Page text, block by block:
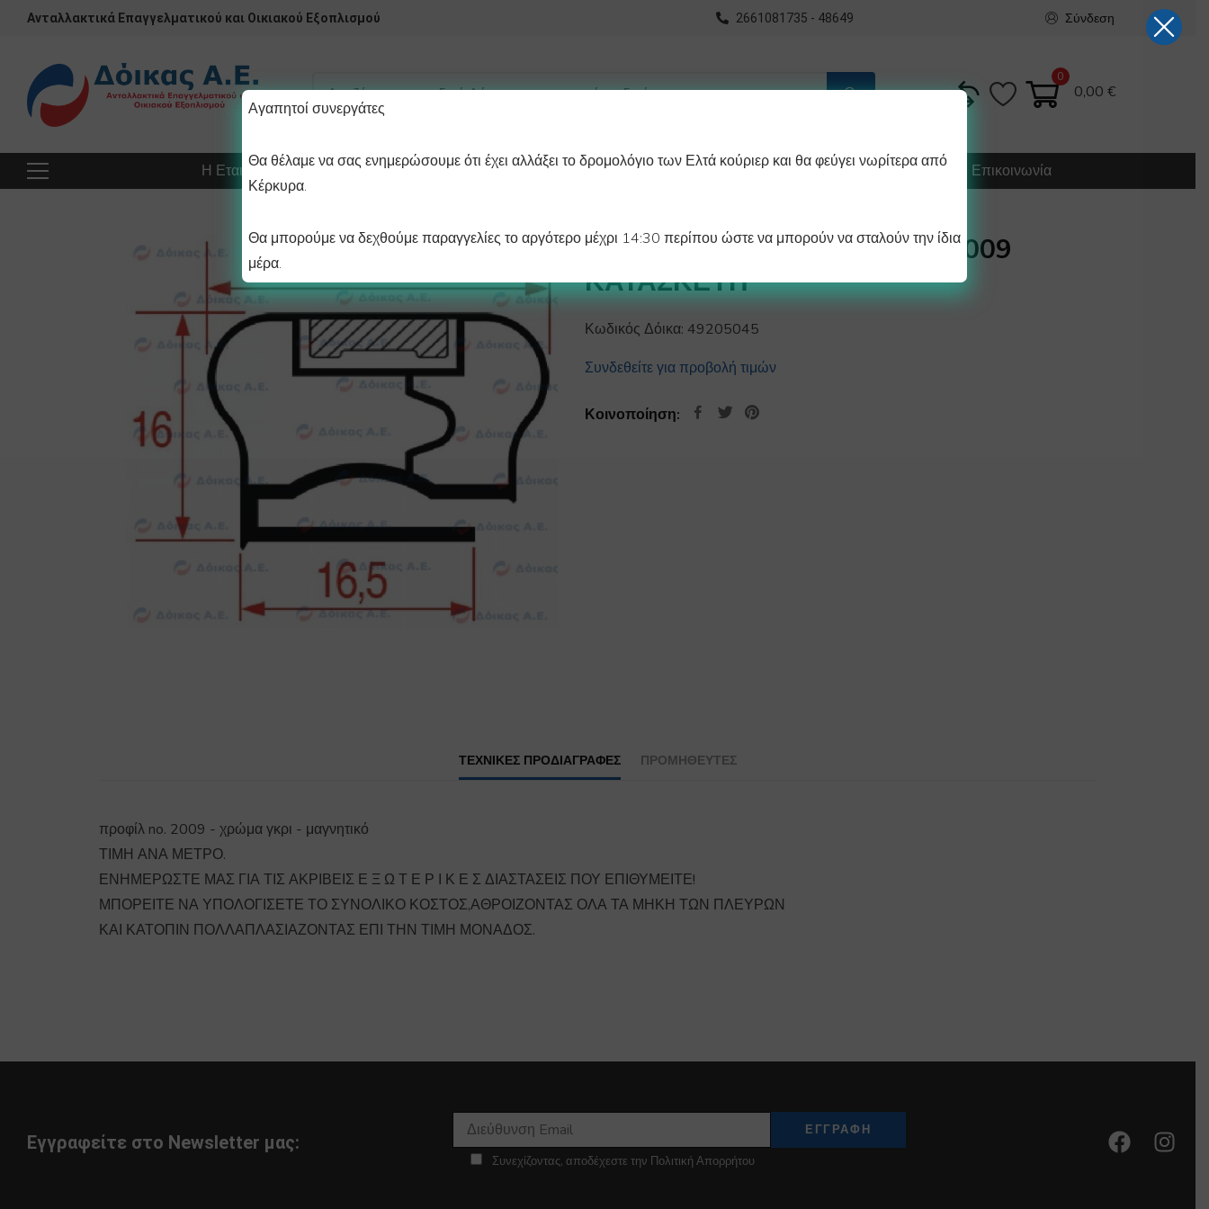
Ανταλλακτικά Επαγγελματικού και Οικιακού Εξοπλισμού 2661081735 - 48649 Σύνδεση
0
0,00€
Η Εταιρεία Προϊόντα Προχωρημένη Αναζήτηση Διαγράμματα Λάστιχα Ψυγείου Κατασκευή Οδηγίες Επικοινωνία
ΛΑΣΤΙΧΟ ΨΥΓΕΙΟΥ ΠΡΟΦΙΛ 2009
ΚΑΤΑΣΚΕΥΗ
Κωδικός Δόικα: 49205045
Συνδεθείτε για προβολή τιμών
Κοινοποίηση:
ΤΕΧΝΙΚΕΣ ΠΡΟΔΙΑΓΡΑΦΕΣ ΠΡΟΜΗΘΕΥΤΕΣ
προφίλ no. 2009 - χρώμα γκρι - μαγνητικό
ΤΙΜΗ ΑΝΑ ΜΕΤΡΟ.
ΕΝΗΜΕΡΩΣΤΕ ΜΑΣ ΓΙΑ ΤΙΣ ΑΚΡΙΒΕΙΣ Ε Ξ Ω Τ Ε Ρ Ι Κ Ε Σ ΔΙΑΣΤΑΣΕΙΣ ΠΟΥ ΕΠΙΘΥΜΕΙΤΕ!
ΜΠΟΡΕΙΤΕ ΝΑ ΥΠΟΛΟΓΙΣΕΤΕ ΤΟ ΣΥΝΟΛΙΚΟ ΚΟΣΤΟΣ,ΑΘΡΟΙΖΟΝΤΑΣ ΟΛΑ ΤΑ ΜΗΚΗ ΤΩΝ ΠΛΕΥΡΩΝ
ΚΑΙ ΚΑΤΟΠΙΝ ΠΟΛΛΑΠΛΑΣΙΑΖΟΝΤΑΣ ΕΠΙ ΤΗΝ ΤΙΜΗ ΜΟΝΑΔΟΣ.
Εγγραφείτε στο Newsletter μας:
Συνεχίζοντας, αποδέχεστε την Πολιτική Απορρήτου
Αγαπητοί συνεργάτες
Θα θέλαμε να σας ενημερώσουμε ότι έχει αλλάξει το δρομολόγιο των Ελτά κούριερ και θα φεύγει νωρίτερα από
Κέρκυρα.
Θα μπορούμε να δεχθούμε παραγγελίες το αργότερο μέχρι 14:30 περίπου ώστε να μπορούν να σταλούν την ίδια
μέρα.